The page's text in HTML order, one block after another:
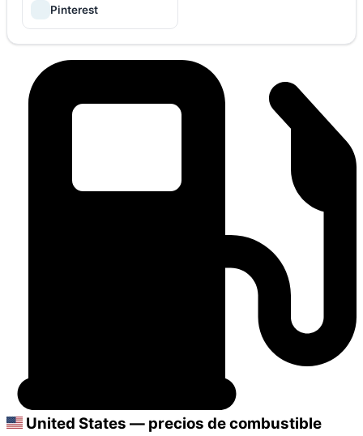
Pinterest
United States — precios de combustible